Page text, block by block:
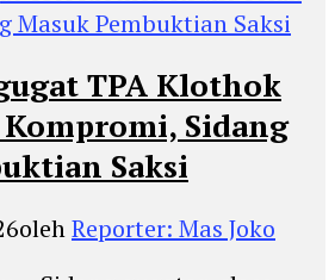
TPA Klothok
Sidang
Saksi
olehReporter: Mas Joko